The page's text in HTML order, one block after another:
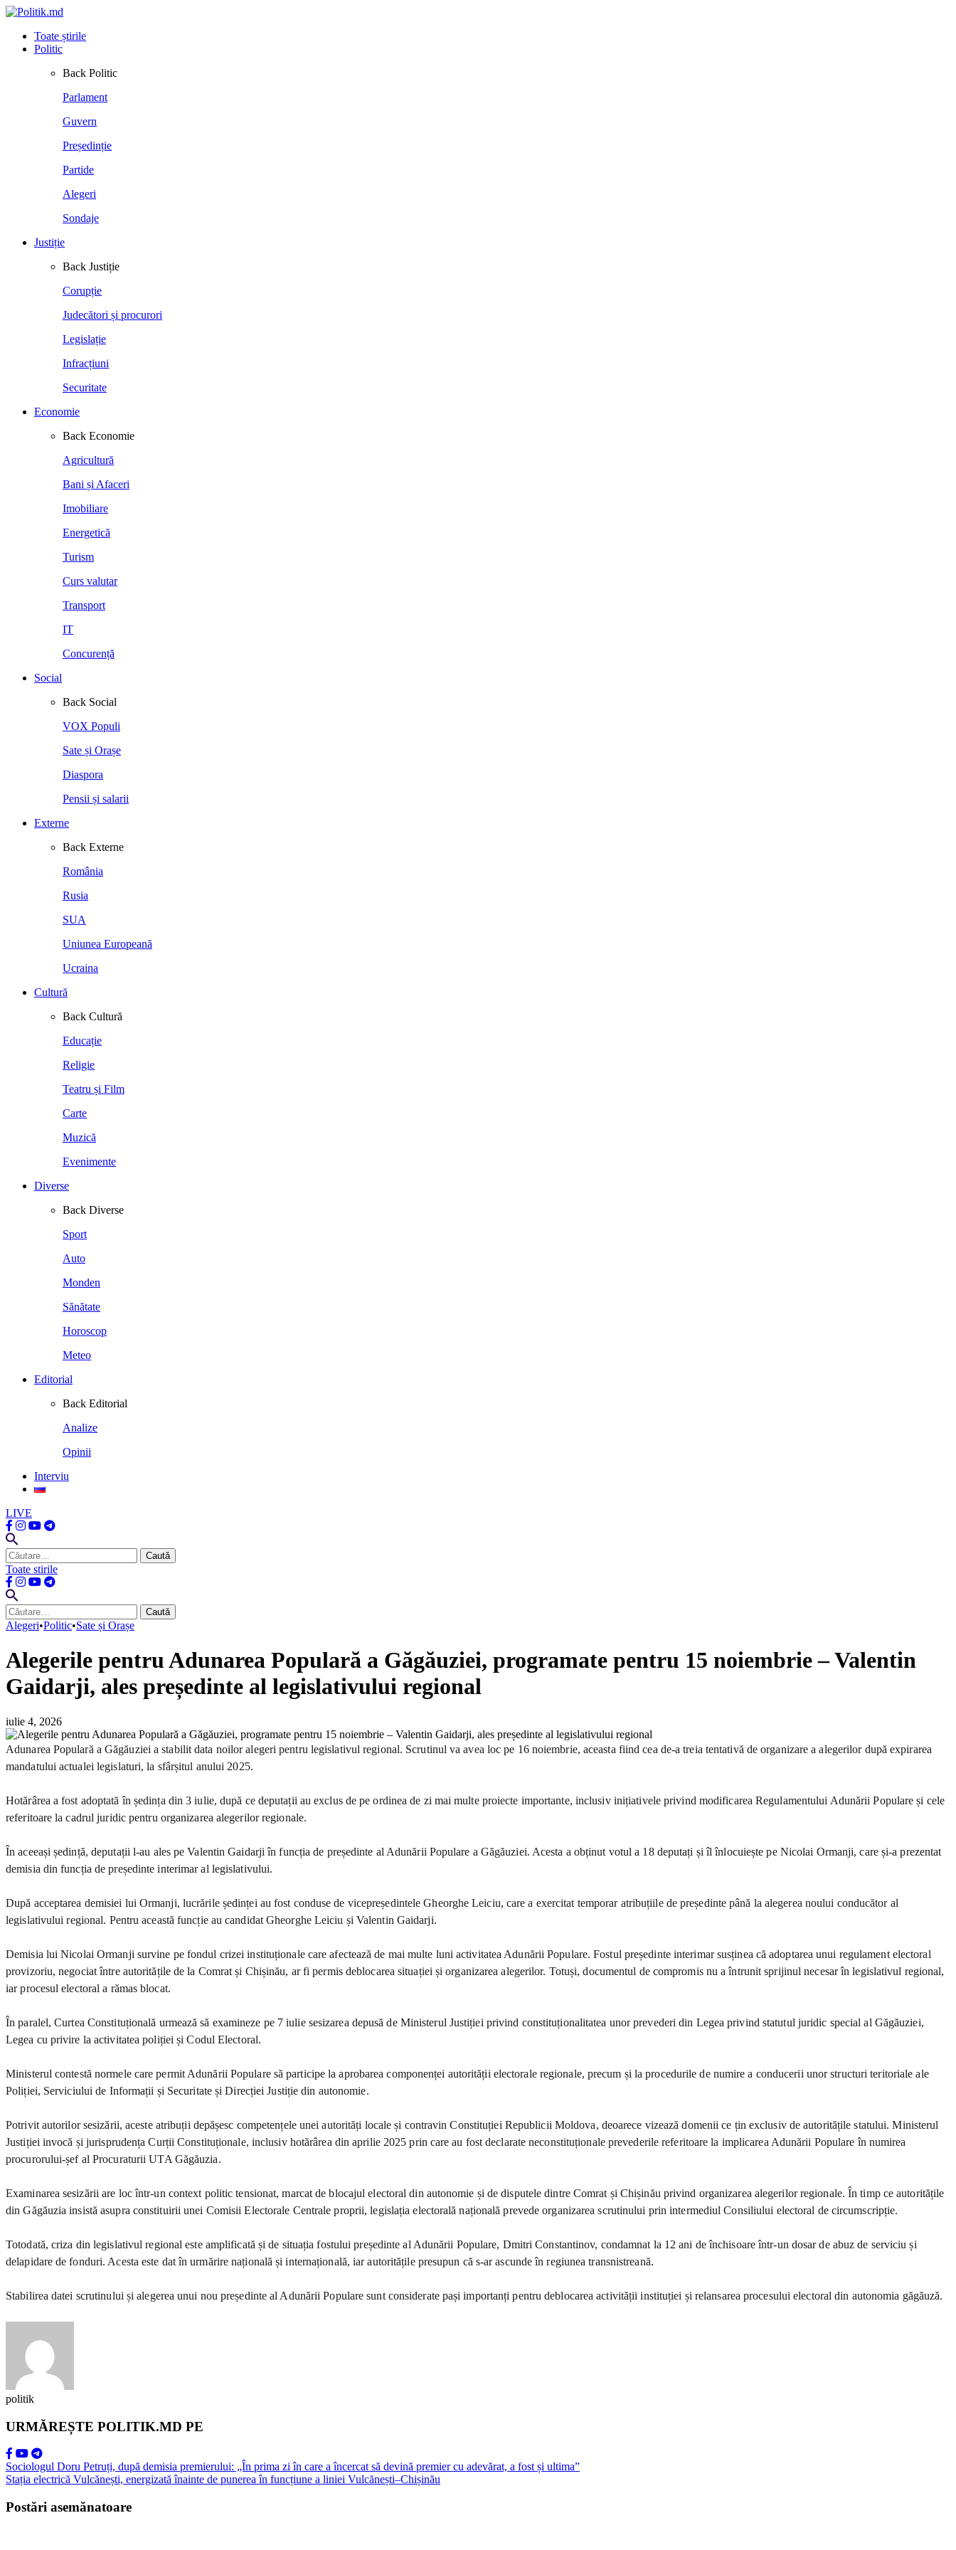
Toate știrile
Politic
Back Politic
Parlament
Guvern
Președinție
Partide
Alegeri
Sondaje
Justiție
Back Justiție
Corupție
Judecători și procurori
Legislație
Infracțiuni
Securitate
Economie
Back Economie
Agricultură
Bani și Afaceri
Imobiliare
Energetică
Turism
Curs valutar
Transport
IT
Concurență
Social
Back Social
VOX Populi
Sate și Orașe
Diaspora
Pensii și salarii
Externe
Back Externe
România
Rusia
SUA
Uniunea Europeană
Ucraina
Cultură
Back Cultură
Educație
Religie
Teatru și Film
Carte
Muzică
Evenimente
Diverse
Back Diverse
Sport
Auto
Monden
Sănătate
Horoscop
Meteo
Editorial
Back Editorial
Analize
Opinii
Interviu
LIVE
Caută
după:
Toate stirile
Caută
după:
Alegeri•Politic•Sate și Orașe
Alegerile pentru Adunarea Populară a Găgăuziei, programate pentru 15 noiembrie – Valentin
Gaidarji, ales președinte al legislativului regional
iulie 4, 2026
Adunarea Populară a Găgăuziei a stabilit data noilor alegeri pentru legislativul regional. Scrutinul va avea loc pe 16 noiembrie, aceasta fiind cea de-a treia tentativă de organizare a alegerilor după expirarea
mandatului actualei legislaturi, la sfârșitul anului 2025.
Hotărârea a fost adoptată în ședința din 3 iulie, după ce deputații au exclus de pe ordinea de zi mai multe proiecte importante, inclusiv inițiativele privind modificarea Regulamentului Adunării Populare și cele
referitoare la cadrul juridic pentru organizarea alegerilor regionale.
În aceeași ședință, deputații l-au ales pe Valentin Gaidarji în funcția de președinte al Adunării Populare a Găgăuziei. Acesta a obținut votul a 18 deputați și îl înlocuiește pe Nicolai Ormanji, care și-a prezentat
demisia din funcția de președinte interimar al legislativului.
După acceptarea demisiei lui Ormanji, lucrările ședinței au fost conduse de vicepreședintele Gheorghe Leiciu, care a exercitat temporar atribuțiile de președinte până la alegerea noului conducător al
legislativului regional. Pentru această funcție au candidat Gheorghe Leiciu și Valentin Gaidarji.
Demisia lui Nicolai Ormanji survine pe fondul crizei instituționale care afectează de mai multe luni activitatea Adunării Populare. Fostul președinte interimar susținea că adoptarea unui regulament electoral
provizoriu, negociat între autoritățile de la Comrat și Chișinău, ar fi permis deblocarea situației și organizarea alegerilor. Totuși, documentul de compromis nu a întrunit sprijinul necesar în legislativul regional,
iar procesul electoral a rămas blocat.
În paralel, Curtea Constituțională urmează să examineze pe 7 iulie sesizarea depusă de Ministerul Justiției privind constituționalitatea unor prevederi din Legea privind statutul juridic special al Găgăuziei,
Legea cu privire la activitatea poliției și Codul Electoral.
Ministerul contestă normele care permit Adunării Populare să participe la aprobarea componenței autorității electorale regionale, precum și la procedurile de numire a conducerii unor structuri teritoriale ale
Poliției, Serviciului de Informații și Securitate și Direcției Justiție din autonomie.
Potrivit autorilor sesizării, aceste atribuții depășesc competențele unei autorități locale și contravin Constituției Republicii Moldova, deoarece vizează domenii ce țin exclusiv de autoritățile statului. Ministerul
Justiției invocă și jurisprudența Curții Constituționale, inclusiv hotărârea din aprilie 2025 prin care au fost declarate neconstituționale prevederile referitoare la implicarea Adunării Populare în numirea
procurorului-șef al Procuraturii UTA Găgăuzia.
Examinarea sesizării are loc într-un context politic tensionat, marcat de blocajul electoral din autonomie și de disputele dintre Comrat și Chișinău privind organizarea alegerilor regionale. În timp ce autoritățile
din Găgăuzia insistă asupra constituirii unei Comisii Electorale Centrale proprii, legislația electorală națională prevede organizarea scrutinului prin intermediul Consiliului electoral de circumscripție.
Totodată, criza din legislativul regional este amplificată și de situația fostului președinte al Adunării Populare, Dmitri Constantinov, condamnat la 12 ani de închisoare într-un dosar de abuz de serviciu și
delapidare de fonduri. Acesta este dat în urmărire națională și internațională, iar autoritățile presupun că s-ar ascunde în regiunea transnistreană.
Stabilirea datei scrutinului și alegerea unui nou președinte al Adunării Populare sunt considerate pași importanți pentru deblocarea activității instituției și relansarea procesului electoral din autonomia găgăuză.
politik
URMĂREȘTE POLITIK.MD PE
Sociologul Doru Petruți, după demisia premierului: „În prima zi în care a încercat să devină premier cu adevărat, a fost și ultima”
Stația electrică Vulcănești, energizată înainte de punerea în funcțiune a liniei Vulcănești–Chișinău
Postări asemănatoare